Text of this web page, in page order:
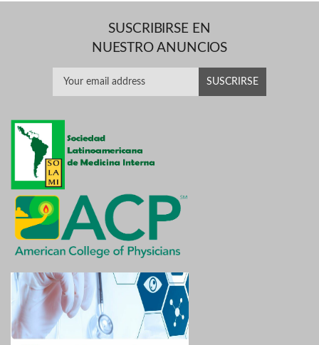
SUSCRIBIRSE EN
NUESTRO ANUNCIOS